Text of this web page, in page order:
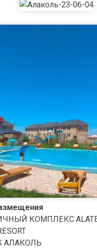
КОМПЛЕКС
АЛАКОЛЬ